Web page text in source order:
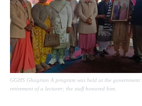
GGHS Ghogrian A program was held at the
retirement of a lecturer; the staff honored him.